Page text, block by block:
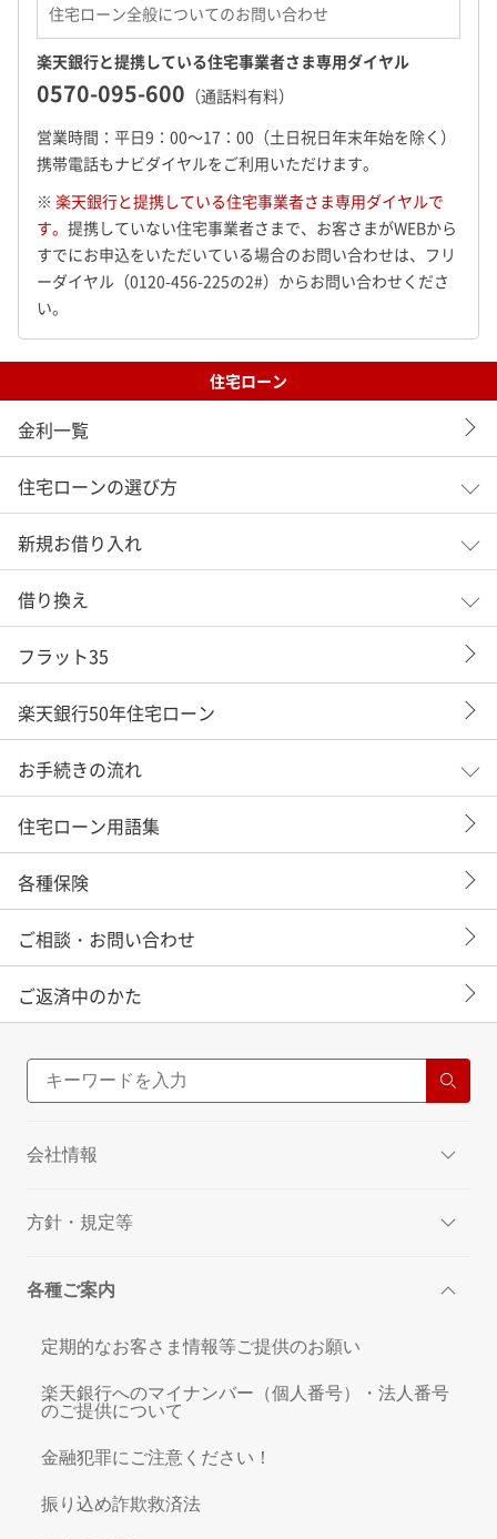
住宅ローン全般についてのお問い合わせ
楽天銀行と提携している住宅事業者さま専用ダイヤル
0570-095-600 （通話料有料）
営業時間：平日9：00～17：00（土日祝日年末年始を除く）
携帯電話もナビダイヤルをご利用いただけます。
※ 楽天銀行と提携している住宅事業者さま専用ダイヤルで
す。 提携していない住宅事業者さまで、お客さまがWEBから
すでにお申込をいただいている場合のお問い合わせは、フリ
ーダイヤル（0120-456-225の2#）からお問い合わせくださ
い。
住宅ローン
金利一覧
住宅ローンの選び方
新規お借り入れ
借り換え
フラット35
楽天銀行50年住宅ローン
お手続きの流れ
住宅ローン用語集
各種保険
ご相談・お問い合わせ
ご返済中のかた
会社情報
方針・規定等
各種ご案内
定期的なお客さま情報等ご提供のお願い
楽天銀行へのマイナンバー（個人番号）・法人番号
のご提供について
金融犯罪にご注意ください！
振り込め詐欺救済法